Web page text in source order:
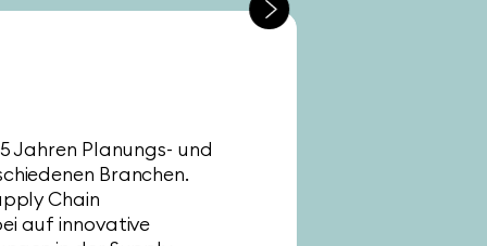
Jahren Planungs- und
Branchen.
Chain
auf innovative